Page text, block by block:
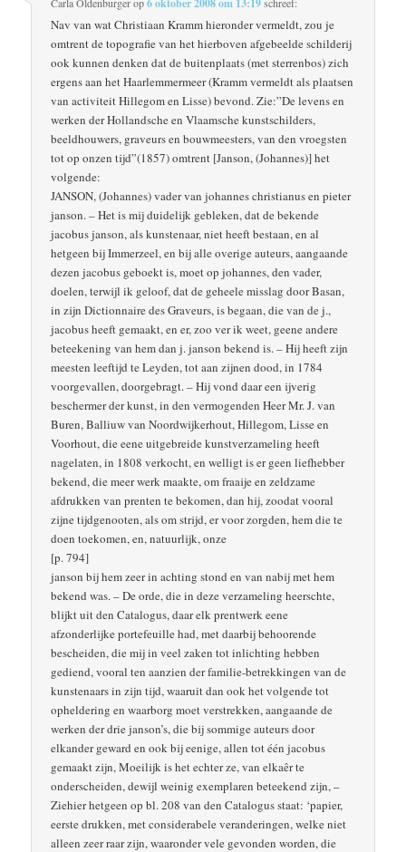
Nav van wat Christiaan Kramm hieronder vermeldt, zou je
omtrent de topografie van het hierboven afgebeelde schilderij
ook kunnen denken dat de buitenplaats (met sterrenbos) zich
ergens aan het Haarlemmermeer (Kramm vermeldt als plaatsen
van activiteit Hillegom en Lisse) bevond. Zie:”De levens en
werken der Hollandsche en Vlaamsche kunstschilders,
beeldhouwers, graveurs en bouwmeesters, van den vroegsten
tot op onzen tijd”(1857) omtrent [Janson, (Johannes)] het
volgende:
JANSON, (Johannes) vader van johannes christianus en pieter
janson. – Het is mij duidelijk gebleken, dat de bekende
jacobus janson, als kunstenaar, niet heeft bestaan, en al
hetgeen bij Immerzeel, en bij alle overige auteurs, aangaande
dezen jacobus geboekt is, moet op johannes, den vader,
doelen, terwijl ik geloof, dat de geheele misslag door Basan,
in zijn Dictionnaire des Graveurs, is begaan, die van de j.,
jacobus heeft gemaakt, en er, zoo ver ik weet, geene andere
beteekening van hem dan j. janson bekend is. – Hij heeft zijn
meesten leeftijd te Leyden, tot aan zijnen dood, in 1784
voorgevallen, doorgebragt. – Hij vond daar een ijverig
beschermer der kunst, in den vermogenden Heer Mr. J. van
Buren, Balliuw van Noordwijkerhout, Hillegom, Lisse en
Voorhout, die eene uitgebreide kunstverzameling heeft
nagelaten, in 1808 verkocht, en welligt is er geen liefhebber
bekend, die meer werk maakte, om fraaije en zeldzame
afdrukken van prenten te bekomen, dan hij, zoodat vooral
zijne tijdgenooten, als om strijd, er voor zorgden, hem die te
doen toekomen, en, natuurlijk, onze
[p. 794]
janson bij hem zeer in achting stond en van nabij met hem
bekend was. – De orde, die in deze verzameling heerschte,
blijkt uit den Catalogus, daar elk prentwerk eene
afzonderlijke portefeuille had, met daarbij behoorende
bescheiden, die mij in veel zaken tot inlichting hebben
gediend, vooral ten aanzien der familie-betrekkingen van de
kunstenaars in zijn tijd, waaruit dan ook het volgende tot
opheldering en waarborg moet verstrekken, aangaande de
werken der drie janson’s, die bij sommige auteurs door
elkander geward en ook bij eenige, allen tot één jacobus
gemaakt zijn, Moeilijk is het echter ze, van elkaêr te
onderscheiden, dewijl weinig exemplaren beteekend zijn, –
Ziehier hetgeen op bl. 208 van den Catalogus staat: ‘papier,
eerste drukken, met considerabele veranderingen, welke niet
alleen zeer raar zijn, waaronder vele gevonden worden, die